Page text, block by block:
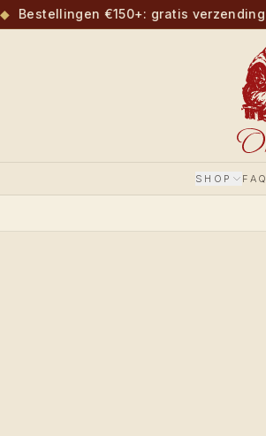
Bestellingen €150+: gratis verzending
SHOP FAQ